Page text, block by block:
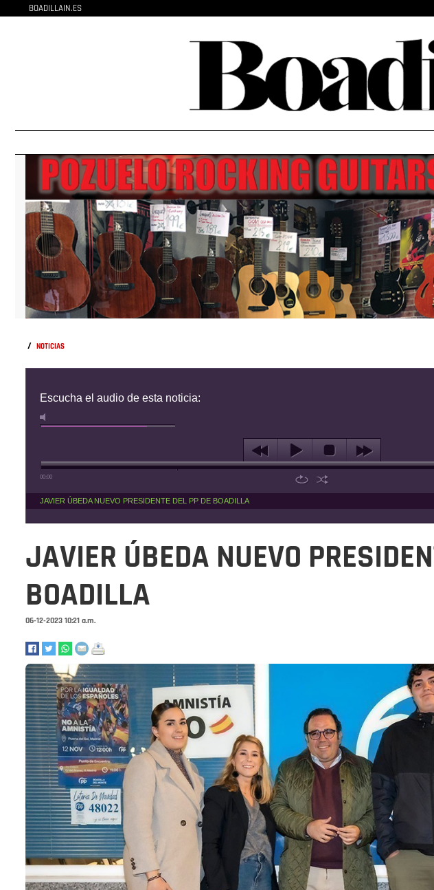
BOADILLAIN.ES
/ NOTICIAS
Escucha el audio de esta noticia:
00:00
JAVIER ÚBEDA NUEVO PRESIDENTE DEL PP DE BOADILLA
JAVIER ÚBEDA NUEVO
BOADILLA
06-12-2023 10:21 a.m.